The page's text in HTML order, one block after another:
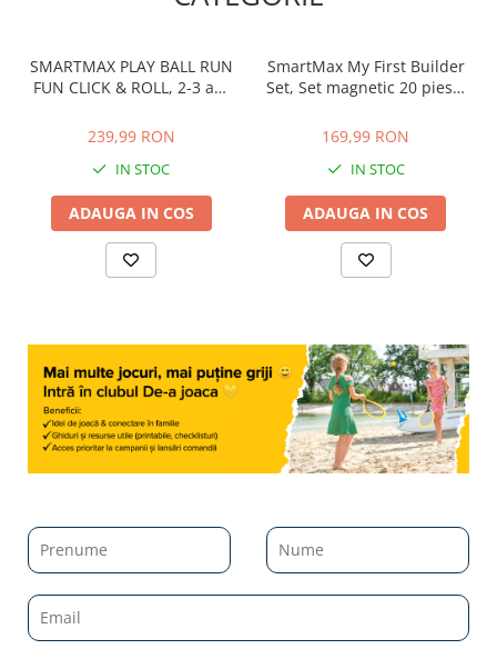
SMARTMAX PLAY BALL RUN
FUN CLICK & ROLL, 2-3 ani
239,99 RON
IN STOC
ADAUGA IN COS
SmartMax My First Builder
Set, Set magnetic 20 piese,
169,99 RON
IN STOC
ADAUGA IN COS